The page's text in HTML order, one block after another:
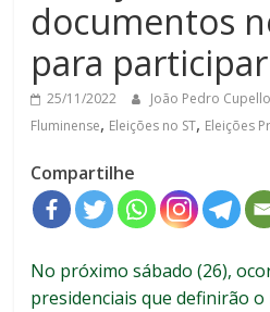
documentos
para
25/11/2022 João Pedro Cupello
Fluminense, Eleições no ST, Eleições
Compartilhe
No próximo sábado (26),
presidenciais que definirão